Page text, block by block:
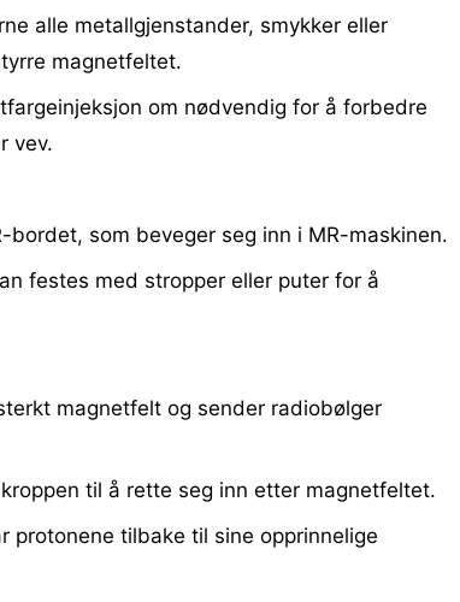
alle metallgjenstander, smykker eller
magnetfeltet.
om nødvendig for å forbedre
vev.
bordet, som beveger seg inn i MR-maskinen.
festes med stropper eller puter for å
magnetfelt og sender radiobølger
til å rette seg inn etter magnetfeltet.
protonene tilbake til sine opprinnelige